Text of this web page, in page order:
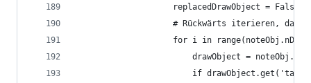
                    replacedDrawObject = False
# Rückwärts iterieren,
for i in
drawObject =
if